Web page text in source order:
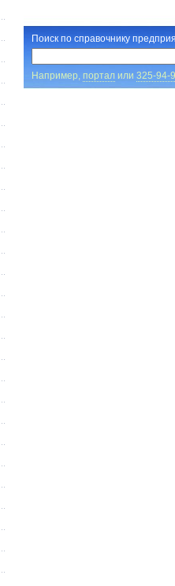
Поиск по справочнику
Например, порталили 325-94-